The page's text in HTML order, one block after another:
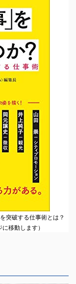
突破する仕事術とは？
移動します）